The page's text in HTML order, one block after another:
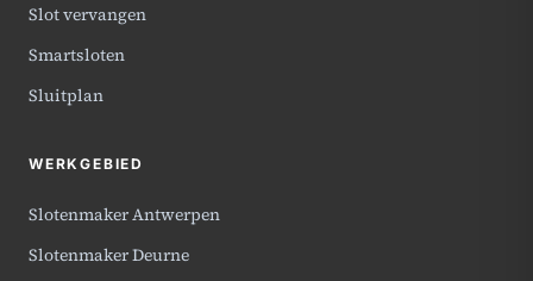
Slot vervangen
Smartsloten
Sluitplan
WERKGEBIED
Slotenmaker Antwerpen
Slotenmaker Deurne